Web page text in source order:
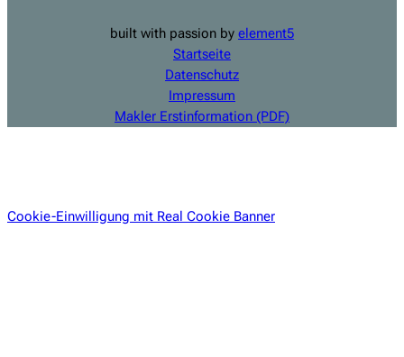
built with passion by element5
Startseite
Datenschutz
Impressum
Makler Erstinformation (PDF)
Cookie-Einwilligung mit Real Cookie Banner